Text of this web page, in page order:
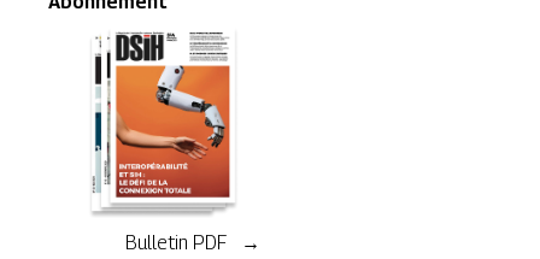
Bulletin PDF →